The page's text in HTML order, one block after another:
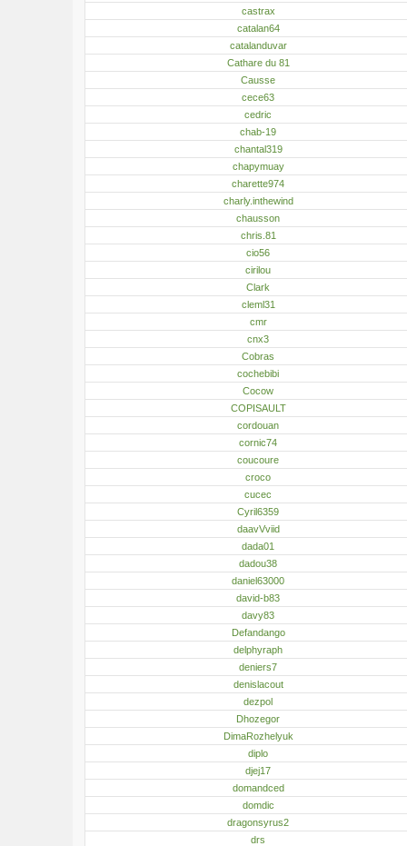
castrax
catalan64
catalanduvar
Cathare du 81
Causse
cece63
cedric
chab-19
chantal319
chapymuay
charette974
charly.inthewind
chausson
chris.81
cio56
cirilou
Clark
cleml31
cmr
cnx3
Cobras
cochebibi
Cocow
COPISAULT
cordouan
cornic74
coucoure
croco
cucec
Cyril6359
daavVviid
dada01
dadou38
daniel63000
david-b83
davy83
Defandango
delphyraph
deniers7
denislacout
dezpol
Dhozegor
DimaRozhelyuk
diplo
djej17
domandced
domdic
dragonsyrus2
drs